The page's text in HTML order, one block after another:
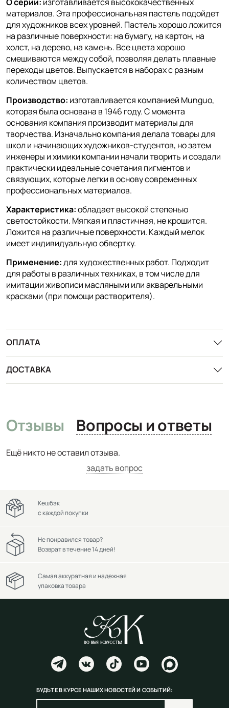
материалов. Эта профессиональная пастель подойдет
для художников всех уровней. Пастель хорошо ложится
на различные поверхности: на бумагу, на картон, на
холст, на дерево, на камень. Все цвета хорошо
смешиваются между собой, позволяя делать плавные
переходы цветов. Выпускается в наборах с разным
количеством цветов.
Производство: изготавливается компанией Munguo,
которая была основана в 1946 году. С момента
основания компания производит материалы для
творчества. Изначально компания делала товары для
школ и начинающих художников-студентов, но затем
инженеры и химики компании начали творить и создали
практически идеальные сочетания пигментов и
связующих, которые легки в основу современных
профессиональных материалов.
Характеристика:обладает высокой степенью
светостойкости. Мягкая и пластичная, не крошится.
Ложится на различные поверхности. Каждый мелок
имеет индивидуальную обвертку.
Применение:для художественных работ. Подходит
для работы в различных техниках, в том числе для
имитации живописи масляными или акварельными
красками (при помощи растворителя).
ОПЛАТА
ДОСТАВКА
Отзывы Вопросы и ответы
Ещё никто не оставил отзыва.
задать вопрос
Кешбэк
с каждой покупки
Не понравился товар?
Возврат в течение 14 дней!
Самая аккуратная и надежная
упаковка товара
БУДЬТЕ В КУРСЕ НАШИХ НОВОСТЕЙ И СОБЫТИЙ: